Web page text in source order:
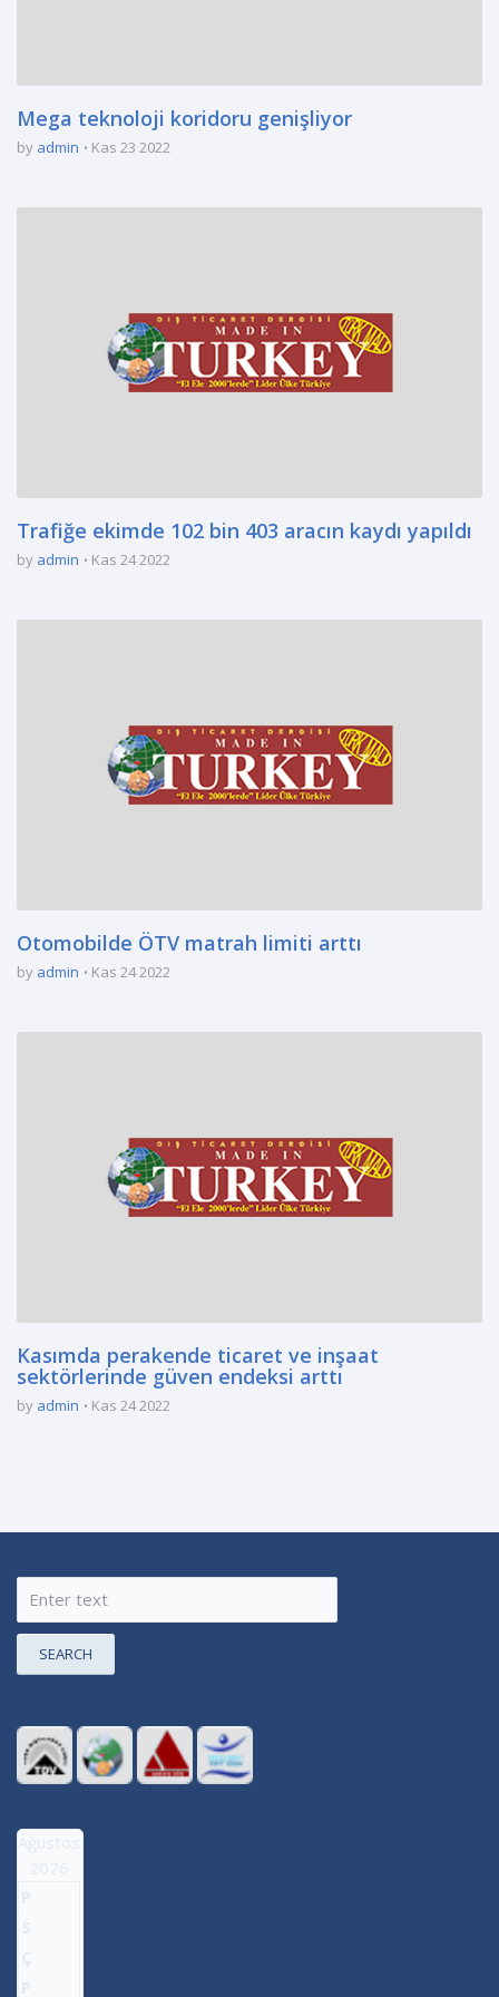
Mega teknoloji koridoru genişliyor
by admin Kas 23 2022
Trafiğe ekimde 102 bin 403 aracın kaydı yapıldı
by admin Kas 24 2022
Otomobilde ÖTV matrah limiti arttı
by admin Kas 24 2022
Kasımda perakende ticaret ve inşaat
sektörlerinde güven endeksi arttı
by admin Kas 24 2022
SEARCH
Ağustos
2026
P
S
Ç
P